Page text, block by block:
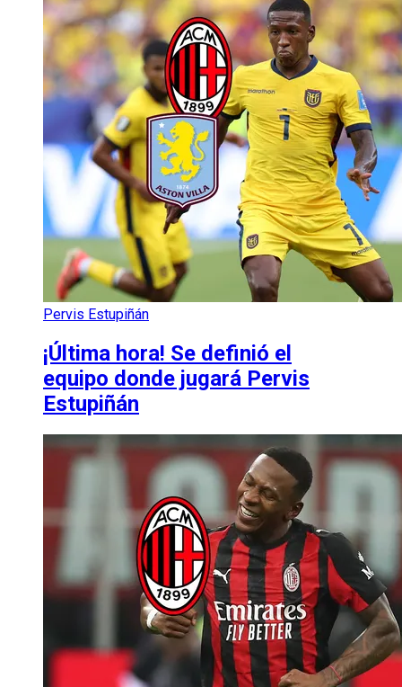
Pervis Estupiñán
¡Última hora! Se definió el
equipo donde jugará Pervis
Estupiñán